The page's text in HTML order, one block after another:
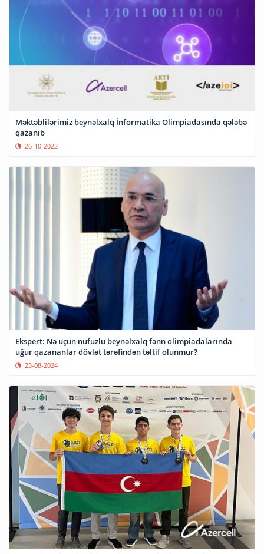
Məktəblilərimiz beynəlxalq İnformatika Olimpiadasında qələbə
qazanıb
26-10-2022
Ekspert: Nə üçün nüfuzlu beynəlxalq fənn olimpiadalarında
uğur qazananlar dövlət tərəfindən təltif olunmur?
23-08-2024